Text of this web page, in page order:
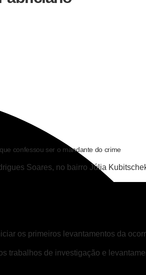
confessou ser o mandante do crime
Soares, no bairro Júlia
os primeiros levantamentos da
trabalhos de investigação e